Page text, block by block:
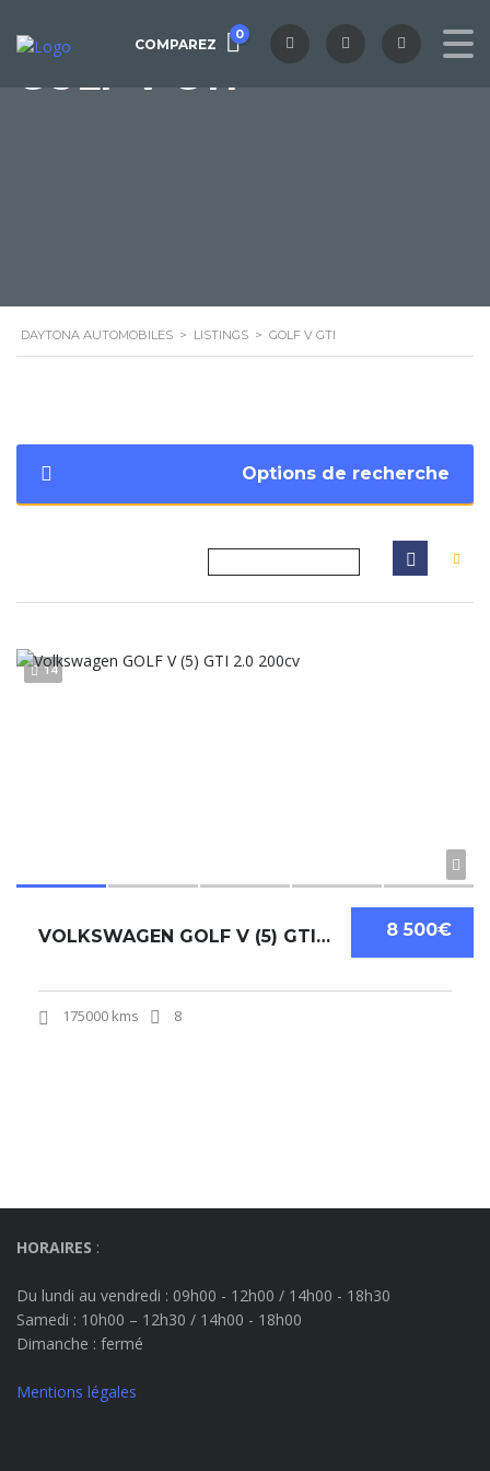
COMPAREZ
0
GOLF V GTI
DAYTONA AUTOMOBILES > LISTINGS > GOLF V GTI
Options de recherche
14
8 500€
VOLKSWAGEN GOLF V (5) GTI 2.0 200CV
175000 kms 8
HORAIRES :
Du lundi au vendredi : 09h00 - 12h00 / 14h00 - 18h30
Samedi : 10h00 – 12h30 / 14h00 - 18h00
Dimanche : fermé
Mentions légales